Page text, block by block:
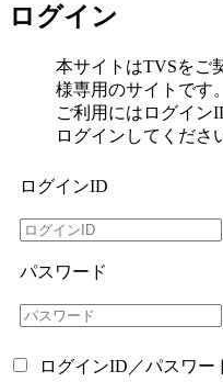
ログイン
本サイトはTVSをご
様専用のサイトです。
ご利用にはログイン
ログインしてくださ
ログインID
パスワード
ログインID／パスワー